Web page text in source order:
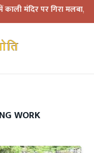
मंदिर पर गिरा मलबा,
WORK